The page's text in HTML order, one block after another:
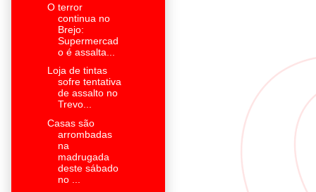
O terror
continua no
Brejo:
Supermercad
o é assalta...
Loja de tintas
sofre tentativa
de assalto no
Trevo...
Casas são
arrombadas
na
madrugada
deste sábado
no ...